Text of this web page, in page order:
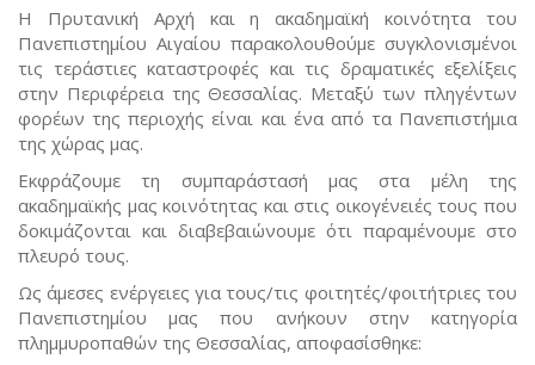
Η Πρυτανική Αρχή και η ακαδημαϊκή κοινότητα του
Πανεπιστημίου Αιγαίου παρακολουθούμε συγκλονισμένοι
τις τεράστιες καταστροφές και τις δραματικές εξελίξεις
στην Περιφέρεια της Θεσσαλίας. Μεταξύ των πληγέντων
φορέων της περιοχής είναι και ένα από τα Πανεπιστήμια
της χώρας μας.
Εκφράζουμε τη συμπαράστασή μας στα μέλη της
ακαδημαϊκής μας κοινότητας και στις οικογένειές τους που
δοκιμάζονται και διαβεβαιώνουμε ότι παραμένουμε στο
πλευρό τους.
Ως άμεσες ενέργειες για τους/τις φοιτητές/φοιτήτριες του
Πανεπιστημίου μας που ανήκουν στην κατηγορία
πλημμυροπαθών της Θεσσαλίας, αποφασίσθηκε: